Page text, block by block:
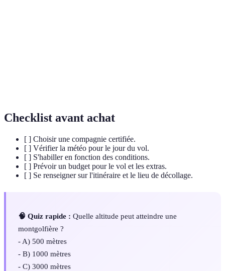
Checklist avant achat
[ ] Choisir une compagnie certifiée.
[ ] Vérifier la météo pour le jour du vol.
[ ] S'habiller en fonction des conditions.
[ ] Prévoir un budget pour le vol et les extras.
[ ] Se renseigner sur l'itinéraire et le lieu de décollage.
🧠 Quiz rapide : Quelle altitude peut atteindre une
montgolfière ?
- A) 500 mètres
- B) 1000 mètres
- C) 3000 mètres